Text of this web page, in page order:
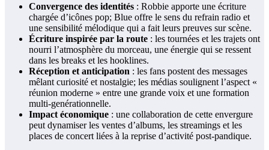
Convergence des identités : Robbie apporte une écriture
chargée d’icônes pop; Blue offre le sens du refrain radio et
une sensibilité mélodique qui a fait leurs preuves sur scène.
Écriture inspirée par la route : les tournées et les trajets ont
nourri l’atmosphère du morceau, une énergie qui se ressent
dans les breaks et les hooklines.
Réception et anticipation : les fans postent des messages
mêlant curiosité et nostalgie; les médias soulignent l’aspect «
réunion moderne » entre une grande voix et une formation
multi-genérationnelle.
Impact économique : une collaboration de cette envergure
peut dynamiser les ventes d’albums, les streamings et les
places de concert liées à la reprise d’activité post-pandique.